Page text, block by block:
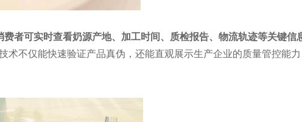
费者可实时查看奶源产地、加工时间、质检报告、物流轨迹等关键信
术不仅能快速验证产品真伪，还能直观展示生产企业的质量管控能